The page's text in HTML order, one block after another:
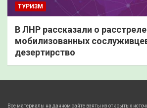
ТУРИЗМ
В ЛНР рассказали о
мобилизованных
дезертирство
Все материалы на данном сайте взяты из открытых